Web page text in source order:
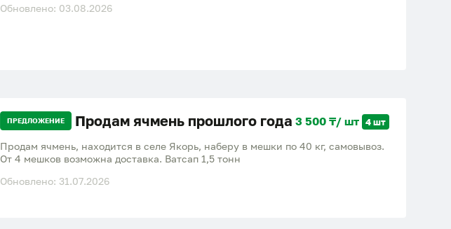
Обновлено: 03.08.2026
ПРЕДЛОЖЕНИЕ Продам ячмень прошлого года 3 500 ₸/ шт 4 шт
Продам ячмень, находится в селе Якорь, наберу в мешки по 40 кг, самовывоз.
От 4 мешков возможна доставка. Ватсап 1,5 тонн
Обновлено: 31.07.2026